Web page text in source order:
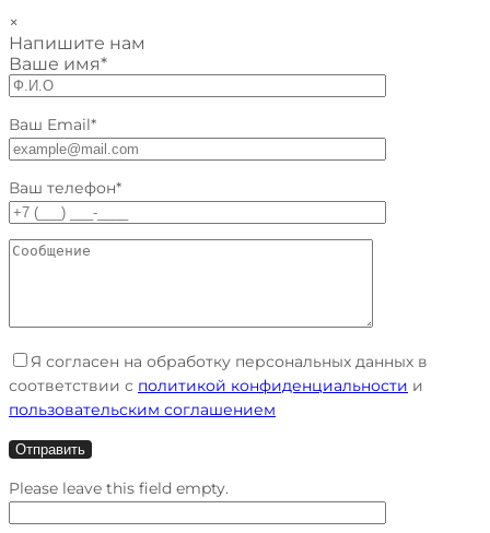
×
Напишите нам
Ваше имя*
Ваш Email*
Ваш телефон*
Я согласен на обработку персональных данных в
соответствии с политикой конфиденциальности и
пользовательским соглашением
Please leave this field empty.